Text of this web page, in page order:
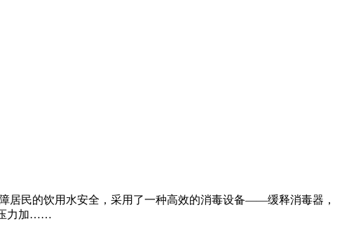
居民的饮用水安全，采用了一种高效的消毒设备——缓释消毒器，
压力加……